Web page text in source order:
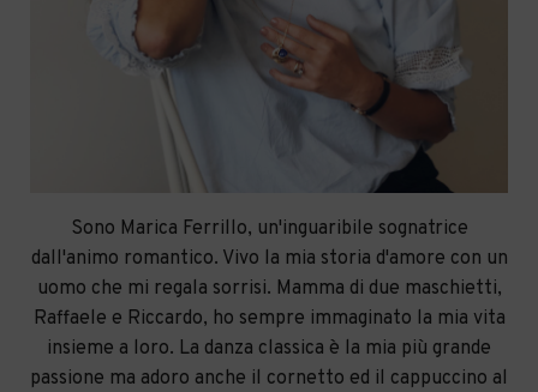
Sono Marica Ferrillo, un'inguaribile sognatrice
dall'animo romantico. Vivo la mia storia d'amore con un
uomo che mi regala sorrisi. Mamma di due maschietti,
Raffaele e Riccardo, ho sempre immaginato la mia vita
insieme a loro. La danza classica è la mia più grande
passione ma adoro anche il cornetto ed il cappuccino al